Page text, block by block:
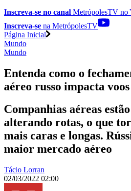
Inscreva-se no canal MetrópolesTV no
Inscreva-se na MetrópolesTV
Página Inicial
Mundo
Mundo
Entenda como o
aéreo russo impacta
Companhias aéreas
alterando rotas, o que
mais caras e longas.
maior mercado aéreo
Tácio Lorran
02/03/2022 02:00